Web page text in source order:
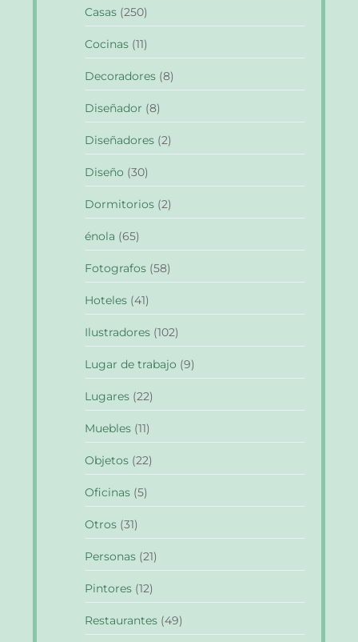
Casas (250)
Cocinas (11)
Decoradores (8)
Diseñador (8)
Diseñadores (2)
Diseño (30)
Dormitorios (2)
énola (65)
Fotografos (58)
Hoteles (41)
Ilustradores (102)
Lugar de trabajo (9)
Lugares (22)
Muebles (11)
Objetos (22)
Oficinas (5)
Otros (31)
Personas (21)
Pintores (12)
Restaurantes (49)